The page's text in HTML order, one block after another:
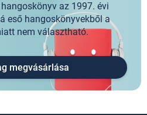
az 1997. évi
eső hangoskönyvekből a
nem választható.
megvásárlása